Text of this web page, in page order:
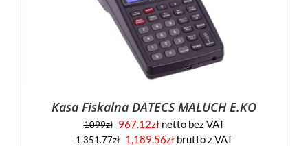
Kasa Fiskalna DATECS MALUCH E.KO
1099zł 967.12złnetto bez VAT
1,351.77zł Pierwotna
1,189.56złAktualna
brutto z VAT